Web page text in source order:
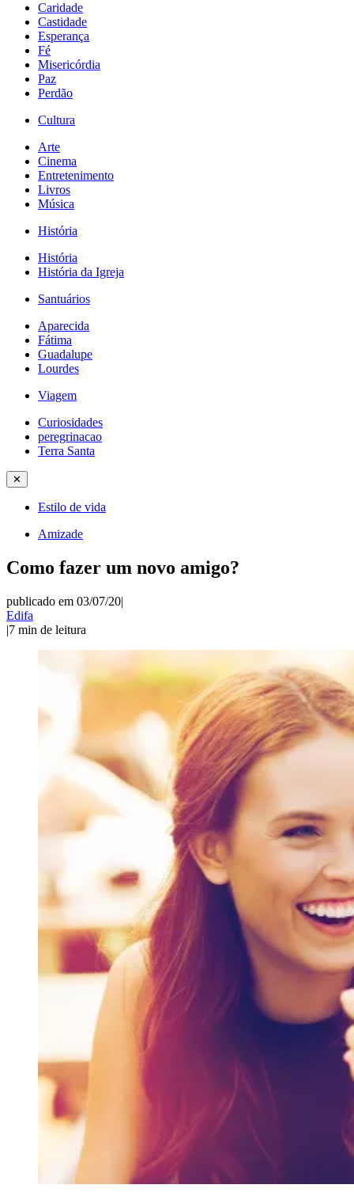
Caridade
Castidade
Esperança
Fé
Misericórdia
Paz
Perdão
Cultura
Arte
Cinema
Entretenimento
Livros
Música
História
História
História da Igreja
Santuários
Aparecida
Fátima
Guadalupe
Lourdes
Viagem
Curiosidades
peregrinacao
Terra Santa
✕
Estilo de vida
Amizade
Como fazer um novo amigo?
publicado em 03/07/20|
Edifa
|7 min de leitura